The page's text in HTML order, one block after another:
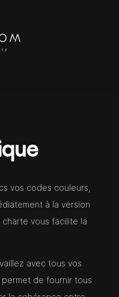
vos codes couleurs,
à la version
vous facilite la
avec tous vos
de fournir tous